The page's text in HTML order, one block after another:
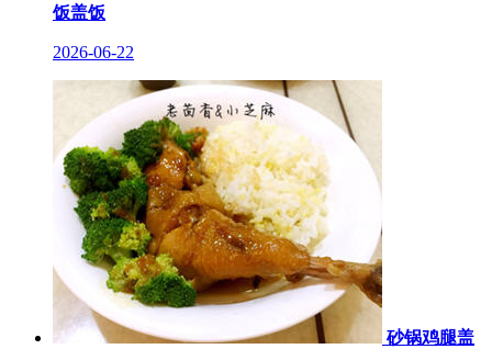
饭盖饭
2026-06-22
砂锅鸡腿盖